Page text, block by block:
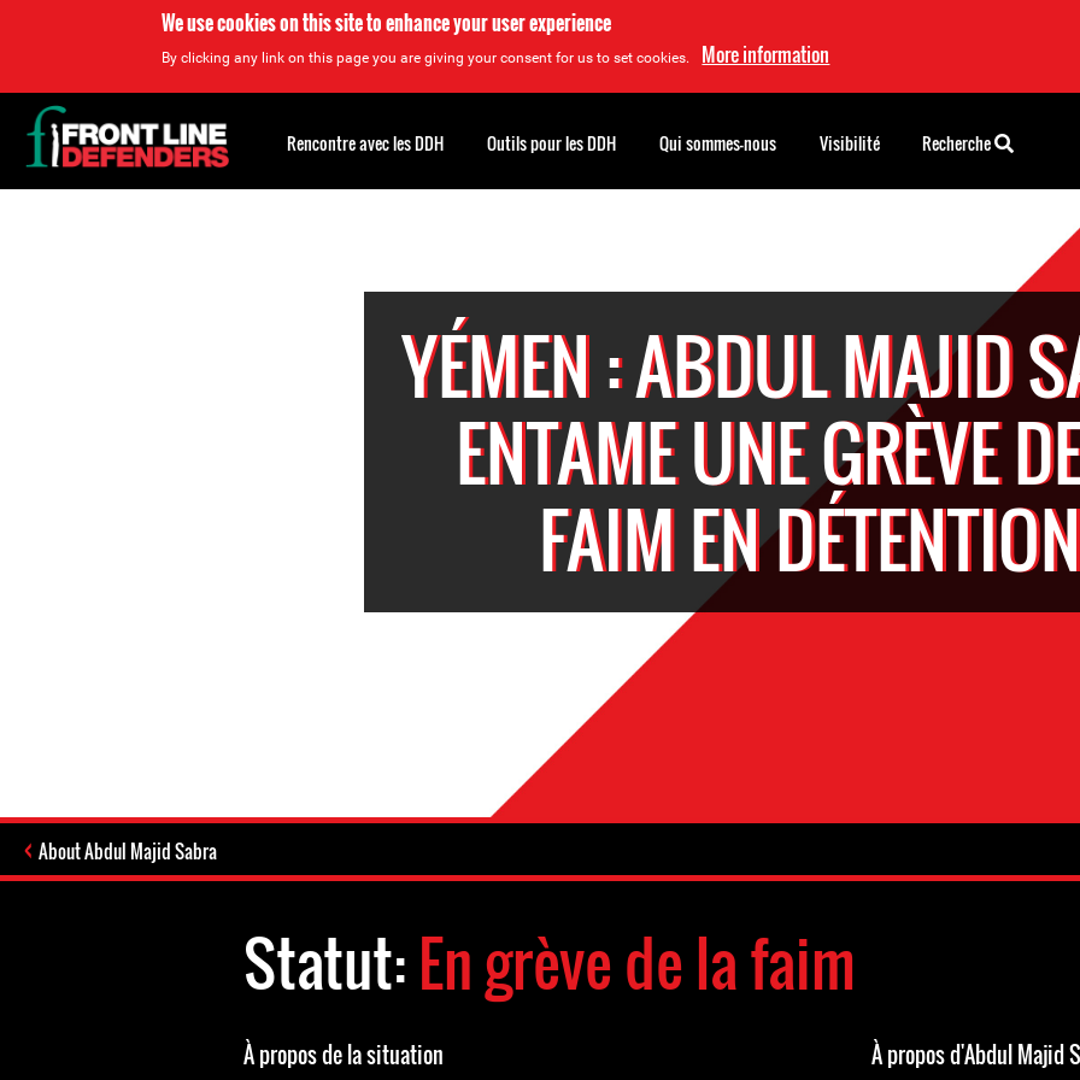
We use cookies on this site to enhance your user experience
By clicking any link on this page you are giving your consent for us to set cookies. More information
YÉMEN : ABDUL MAJID
ENTAME UNE GRÈVE
FAIM EN DÉTENTION
About Abdul Majid Sabra
Statut:En grève de la faim
À propos de la situation À propos d'Abdul Majid
Back
to
top
Rencontre avec les DDH Outils pour les DDH Qui sommes-nous Visibilité Recherche